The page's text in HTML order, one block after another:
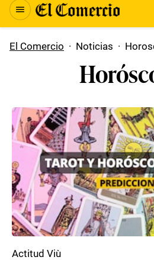
El Comercio · Noticias ·
Actitud Viù